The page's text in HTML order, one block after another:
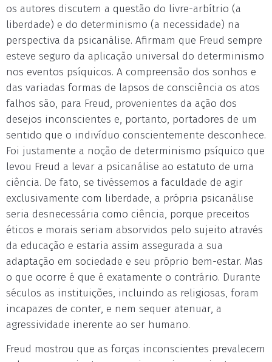
os autores discutem a questão do livre-arbítrio (a
liberdade) e do determinismo (a necessidade) na
perspectiva da psicanálise. Afirmam que Freud sempre
esteve seguro da aplicação universal do determinismo
nos eventos psíquicos. A compreensão dos sonhos e
das variadas formas de lapsos de consciência os atos
falhos são, para Freud, provenientes da ação dos
desejos inconscientes e, portanto, portadores de um
sentido que o indivíduo conscientemente desconhece.
Foi justamente a noção de determinismo psíquico que
levou Freud a levar a psicanálise ao estatuto de uma
ciência. De fato, se tivéssemos a faculdade de agir
exclusivamente com liberdade, a própria psicanálise
seria desnecessária como ciência, porque preceitos
éticos e morais seriam absorvidos pelo sujeito através
da educação e estaria assim assegurada a sua
adaptação em sociedade e seu próprio bem-estar. Mas
o que ocorre é que é exatamente o contrário. Durante
séculos as instituições, incluindo as religiosas, foram
incapazes de conter, e nem sequer atenuar, a
agressividade inerente ao ser humano.
Freud mostrou que as forças inconscientes prevalecem